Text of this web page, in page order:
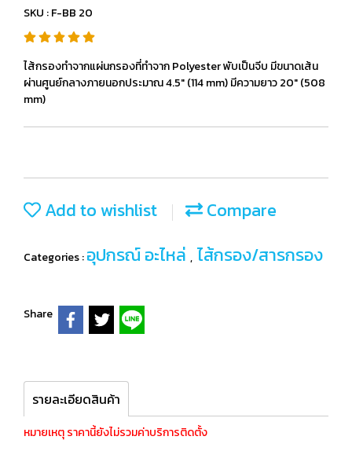
SKU : F-BB 20
ไส้กรองทำจากแผ่นกรองที่ทำจาก Polyester พับเป็นจีบ มีขนาดเส้น
ผ่านศูนย์กลางภายนอกประมาณ 4.5" (114 mm) มีความยาว 20" (508
mm)
Add to wishlist Compare
Categories :อุปกรณ์ อะไหล่ , ไส้กรอง/สารกรอง
Share
รายละเอียดสินค้า
หมายเหตุ ราคานี้ยังไม่รวมค่าบริการติดตั้ง